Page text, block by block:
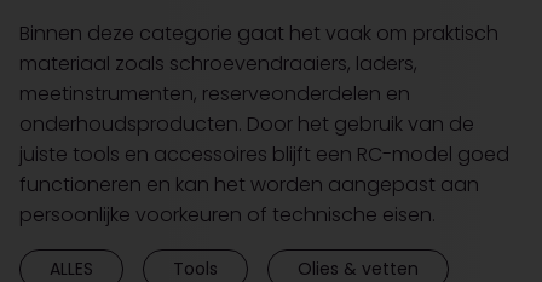
Binnen deze categorie gaat het vaak om praktisch
materiaal zoals schroevendraaiers, laders,
meetinstrumenten, reserveonderdelen en
onderhoudsproducten. Door het gebruik van de
juiste tools en accessoires blijft een RC-model goed
functioneren en kan het worden aangepast aan
persoonlijke voorkeuren of technische eisen.
ALLES Tools Olies & vetten